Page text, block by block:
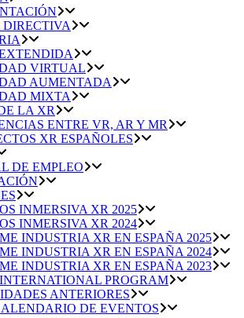
DIRECTIVA
VIRTUAL
AUMENTADA
MIXTA
LA XR
ENTRE VR, AR Y MR
XR ESPAÑOLES
DE EMPLEO
INMERSIVA XR 2025
INMERSIVA XR 2024
INDUSTRIA XR EN ESPAÑA 2025
INDUSTRIA XR EN ESPAÑA 2024
INDUSTRIA XR EN ESPAÑA 2023
PROGRAM
ANTERIORES
DE EVENTOS